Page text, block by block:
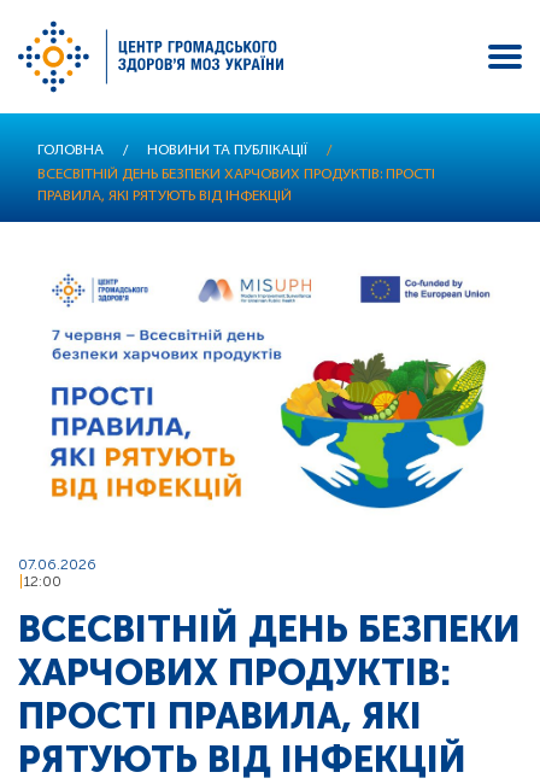
ГОЛОВНА / НОВИНИ ТА ПУБЛІКАЦІЇ
/
ВСЕСВІТНІЙ ДЕНЬ БЕЗПЕКИ ХАРЧОВИХ ПРОДУКТІВ: ПРОСТІ
ПРАВИЛА, ЯКІ РЯТУЮТЬ ВІД ІНФЕКЦІЙ
07.06.2026
12:00
ВСЕСВІТНІЙ ДЕНЬ БЕЗПЕКИ
ХАРЧОВИХ ПРОДУКТІВ:
ПРОСТІ ПРАВИЛА, ЯКІ
РЯТУЮТЬ ВІД ІНФЕКЦІЙ